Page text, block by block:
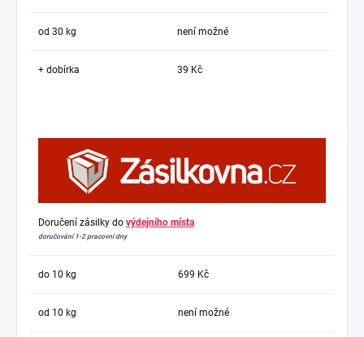
od 30 kg není možné
+ dobírka 39 Kč
Doručení zásilky do výdejního místa
doručování 1-2 pracovní dny
do 10 kg 699 Kč
od 10 kg není možné